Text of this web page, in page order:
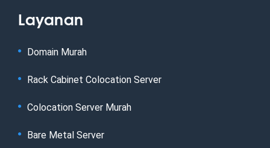
Layanan
Domain Murah
Rack Cabinet Colocation Server
Colocation Server Murah
Bare Metal Server